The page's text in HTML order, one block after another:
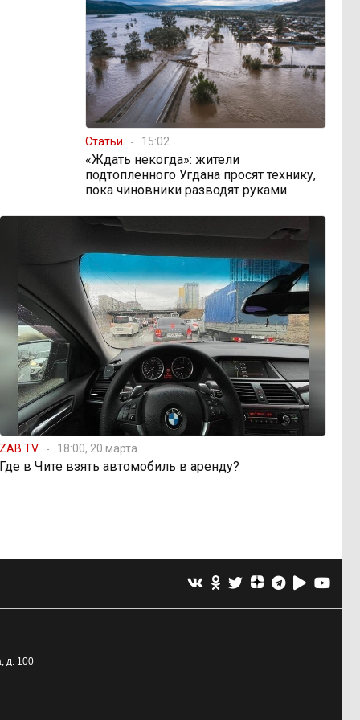
Статьи 15:02
«Ждать некогда»: жители
подтопленного Угдана просят технику,
пока чиновники разводят руками
ZAB.TV 18:00, 20 марта
Где в Чите взять автомобиль в аренду?
д. 100